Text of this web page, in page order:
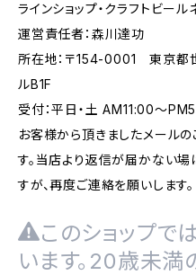
ラインショップ・クラフトビール
運営責任者：森川達功
所在地：〒154-0001 東京
ルB1F
受付：平日・土 AM11:00～
お客様から頂きましたメール
す。当店より返信が届かない
すが、再度ご連絡を願いします。
このショップで
います。20歳未